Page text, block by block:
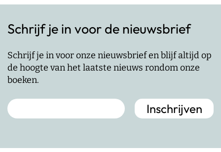
Schrijf je in voor de nieuwsbrief
Schrijf je in voor onze nieuwsbrief en blijf altijd op
de hoogte van het laatste nieuws rondom onze
boeken.